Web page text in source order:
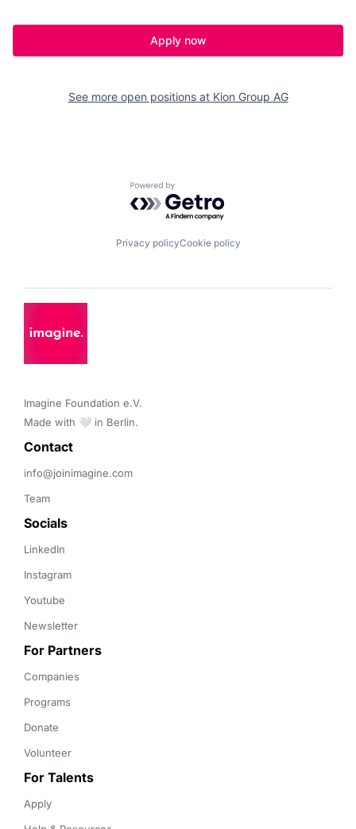
Apply now
See more open positions at Kion Group AG
Powered by Getro.com
Privacy policyCookie policy
Imagine Foundation e.V.
Made with 🤍 in Berlin.
Contact
info@joinimagine.com
Team
Socials
LinkedIn
Instagram
Youtube
Newsletter
For Partners
Companies
Programs
Donate
Volunteer
For Talents
Apply